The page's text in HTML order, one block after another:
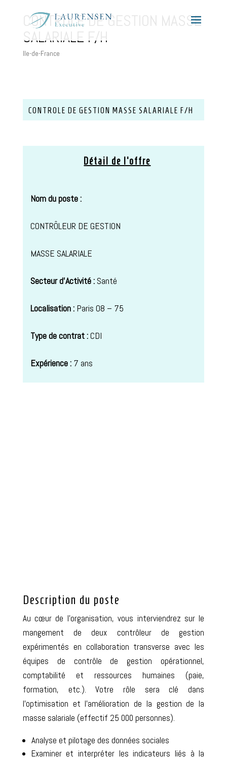
CONTROLE DE GESTION MASSE
SALARIALE F/H
Ile-de-France
CONTROLE DE GESTION MASSE SALARIALE F/H
Détail de l’offre
Nom du poste :
CONTRÔLEUR DE GESTION
MASSE SALARIALE
Secteur d’Activité :Santé
Localisation :Paris 08 – 75
Type de contrat :CDI
Expérience :7 ans
Description du poste
Au cœur de l’organisation, vous interviendrez sur le
mangement de deux contrôleur de gestion
expérimentés en collaboration transverse avec les
équipes de contrôle de gestion opérationnel,
comptabilité et ressources humaines (paie,
formation, etc.). Votre rôle sera clé dans
l’optimisation et l’amélioration de la gestion de la
masse salariale (effectif 25 000 personnes).
Analyse et pilotage des données sociales
Examiner et interpréter les indicateurs liés à la